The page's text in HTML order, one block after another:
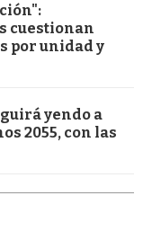
cuestionan
por unidad y
yendo a
2055, con las